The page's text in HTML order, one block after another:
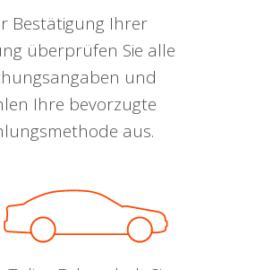
Bestätigung Ihrer
überprüfen Sie alle
und
Ihre bevorzugte
aus.